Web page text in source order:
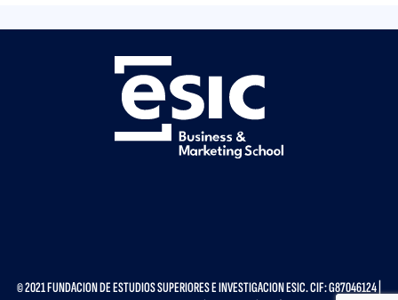
© 2021 FUNDACION DE ESTUDIOS SUPERIORES E INVESTIGACION ESIC. CIF: G87046124 |